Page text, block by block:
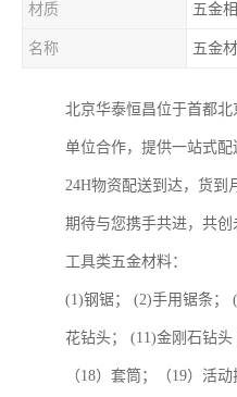
材质 五金
名称 五金
北京华泰恒昌位于首都
单位合作，提供一站式
24H物资配送到达，货到
期待与您携手共进，共创
工具类五金材料：
(1)钢锯； (2)手用锯条；
花钻头； (11)金刚石钻头
（18）套筒；（19）活